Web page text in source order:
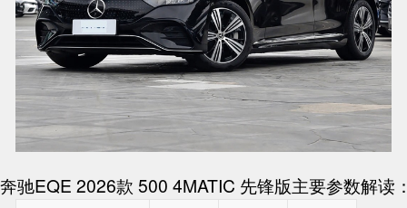
奔驰EQE 2026款 500 4MATIC 先锋版主要参数解读